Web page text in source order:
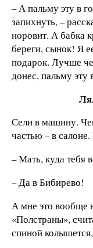
– А пальму эту в
запихнуть, –
норовит. А бабка
береги, сынок! Я
подарок. Лучше
донес, пальму эту
Сели в машину.
частью – в
– Мать, куда тебя
– Да в Бибирево!
А мне это вообще
«Полстраны»,
спиной